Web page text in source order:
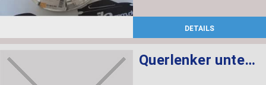
DETAILS
Querlenker unten mit Gummilager rechts